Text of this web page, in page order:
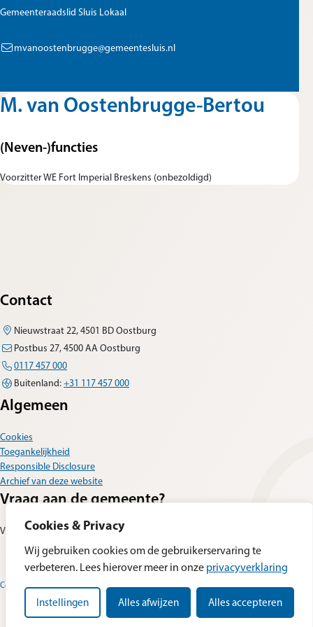
Cookies & Privacy
Wij gebruiken cookies om de gebruikerservaring te
verbeteren. Lees hierover meer in onze privacyverklaring
Instellingen Alles afwijzen Alles accepteren
M. van Oostenbrugge-Bertou
(Neven-)functies
Voorzitter WE Fort Imperial Breskens (onbezoldigd)
Gemeenteraadslid Sluis Lokaal
mvanoostenbrugge@gemeentesluis.nl
Contact
Nieuwstraat 22, 4501 BD Oostburg
Postbus 27, 4500 AA Oostburg
0117 457 000
Buitenland:+31 117 457 000
Algemeen
Cookies
Toegankelijkheid
Responsible Disclosure
Archief van deze website
Vraag aan de gemeente?
Vul dan hetcontactformulierin.
Cookievoorkeuren wijzigen Privacyverklaring